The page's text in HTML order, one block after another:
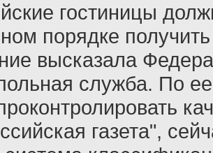
гостиницы
порядке
высказала
служба. По
газета",